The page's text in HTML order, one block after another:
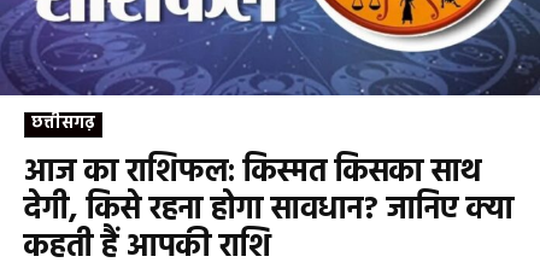
छत्तीसगढ़
आज का राशिफल: किस्मत किसका साथ
देगी, किसे रहना होगा सावधान? जानिए क्या
कहती हैं आपकी राशि